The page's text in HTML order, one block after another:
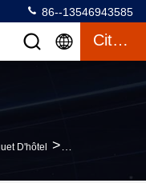
86--13546943585
Citation
D'hôtel >